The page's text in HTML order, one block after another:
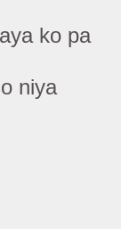
ko pa
niya